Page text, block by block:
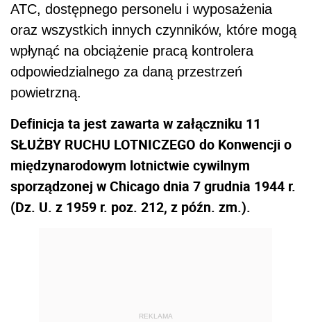
ATC, dostępnego personelu i wyposażenia
oraz wszystkich innych czynników, które mogą
wpłynąć na obciążenie pracą kontrolera
odpowiedzialnego za daną przestrzeń
powietrzną.
Definicja ta jestzawarta w załączniku 11
SŁUŻBY RUCHU LOTNICZEGO do Konwencji o
międzynarodowym lotnictwie cywilnym
sporządzonej w Chicago dnia 7 grudnia 1944 r.
(Dz. U. z 1959 r. poz. 212, z późn. zm.).
REKLAMA